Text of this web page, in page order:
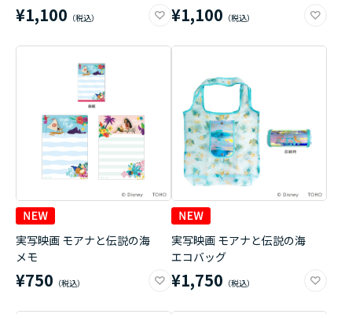
¥1,100 ¥1,100
実写映画 モアナと伝説の海
メモ
¥750
実写映画 モアナと伝説の海
エコバッグ
¥1,750